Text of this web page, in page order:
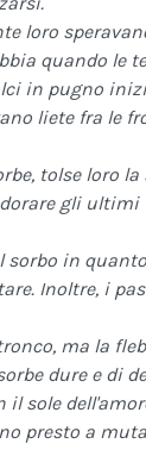
loro
quando le
in pugno
liete fra le
tolse loro
gli
in
Inoltre, i
ma la
dure e di
il sole
presto a